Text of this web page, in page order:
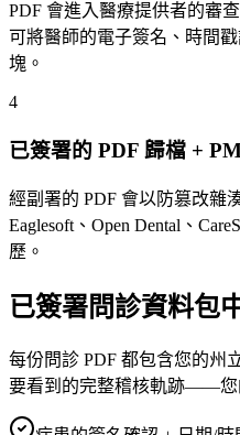
PDF 會進入醫療提供者的審
可將醫師的電子簽名、時間
塊。
4
已簽署的 PDF 歸檔 +
經副署的 PDF 會以防篡改雜
Eaglesoft、Open Dental、
歷。
已簽署問診資料包
每份問診 PDF 都包含您的州
要看到的完整稽核軌跡——您